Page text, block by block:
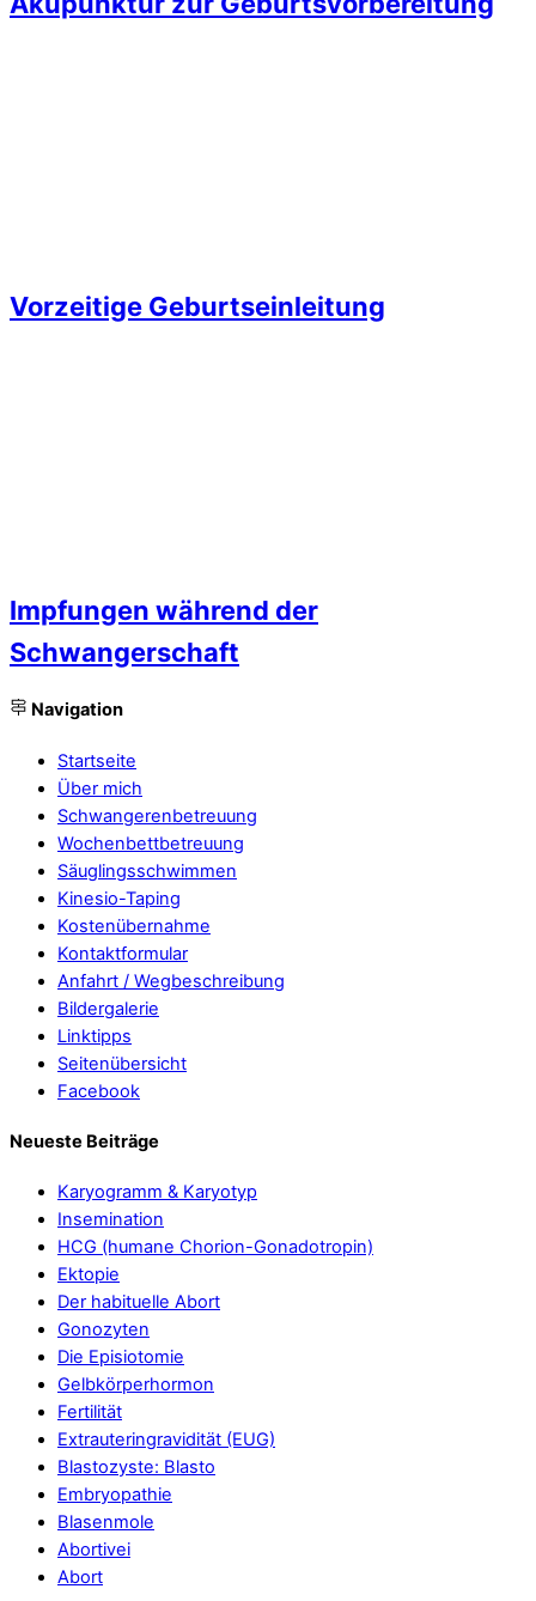
Vorzeitige Geburtseinleitung
Impfungen während der
Schwangerschaft
Navigation
Startseite
Über mich
Schwangerenbetreuung
Wochenbettbetreuung
Säuglingsschwimmen
Kinesio-Taping
Kostenübernahme
Kontaktformular
Anfahrt / Wegbeschreibung
Bildergalerie
Linktipps
Seitenübersicht
Facebook
Neueste Beiträge
Karyogramm & Karyotyp
Insemination
HCG (humane Chorion-Gonadotropin)
Ektopie
Der habituelle Abort
Gonozyten
Die Episiotomie
Gelbkörperhormon
Fertilität
Extrauteringravidität (EUG)
Blastozyste: Blasto
Embryopathie
Blasenmole
Abortivei
Abort